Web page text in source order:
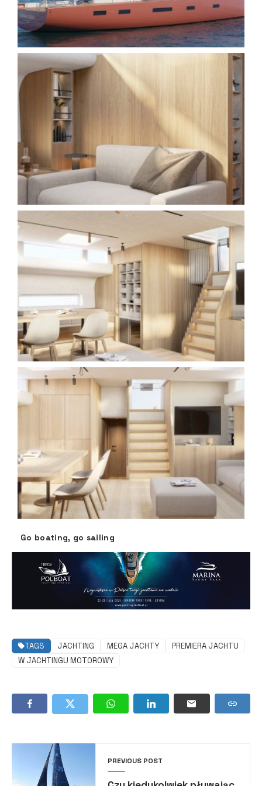
Go boating, go sailing
TAGS JACHTING MEGA JACHTY
PREMIERA JACHTU
W JACHTINGU MOTOROWY
PREVIOUS POST